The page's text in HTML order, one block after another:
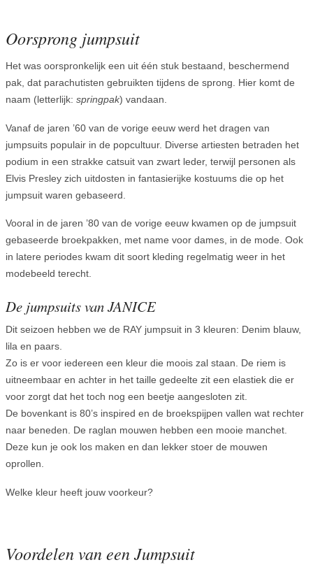
Oorsprong jumpsuit
Het was oorspronkelijk een uit één stuk bestaand, beschermend
pak, dat parachutisten gebruikten tijdens de sprong. Hier komt de
naam (letterlijk: springpak) vandaan.
Vanaf de jaren ’60 van de vorige eeuw werd het dragen van
jumpsuits populair in de popcultuur. Diverse artiesten betraden het
podium in een strakke catsuit van zwart leder, terwijl personen als
Elvis Presley zich uitdosten in fantasierijke kostuums die op het
jumpsuit waren gebaseerd.
Vooral in de jaren ’80 van de vorige eeuw kwamen op de jumpsuit
gebaseerde broekpakken, met name voor dames, in de mode. Ook
in latere periodes kwam dit soort kleding regelmatig weer in het
modebeeld terecht.
De jumpsuits van JANICE
Dit seizoen hebben we de RAY jumpsuit in 3 kleuren: Denim blauw,
lila en paars.
Zo is er voor iedereen een kleur die moois zal staan. De riem is
uitneembaar en achter in het taille gedeelte zit een elastiek die er
voor zorgt dat het toch nog een beetje aangesloten zit.
De bovenkant is 80’s inspired en de broekspijpen vallen wat rechter
naar beneden. De raglan mouwen hebben een mooie manchet.
Deze kun je ook los maken en dan lekker stoer de mouwen
oprollen.
Welke kleur heeft jouw voorkeur?
Voordelen van een Jumpsuit